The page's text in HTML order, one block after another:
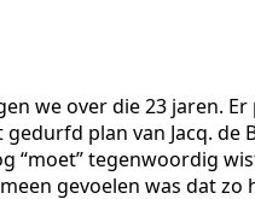
we over die 23 jaren.
plan van Jacq.
“moet” tegenwoordig
gevoelen was dat